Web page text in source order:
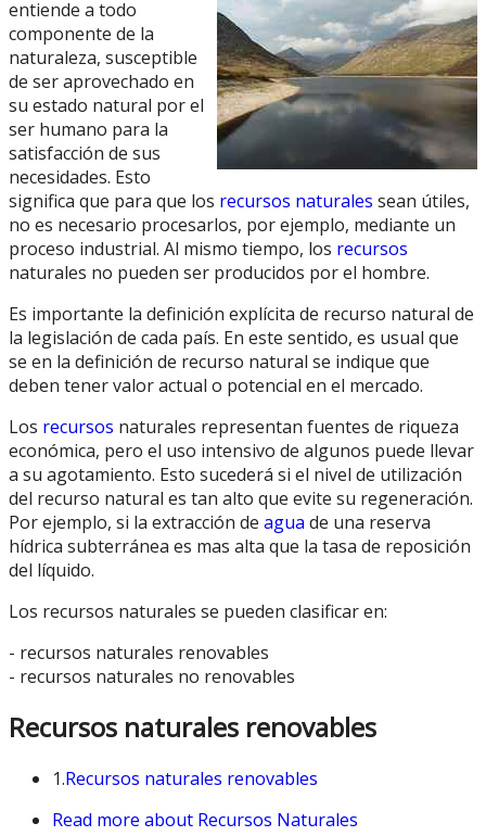
entiende a todo
componente de la
naturaleza, susceptible
de ser aprovechado en
su estado natural por el
ser humano para la
satisfacción de sus
necesidades. Esto
significa que para que los recursos naturales sean útiles,
no es necesario procesarlos, por ejemplo, mediante un
proceso industrial. Al mismo tiempo, los recursos
naturales no pueden ser producidos por el hombre.
Es importante la definición explícita de recurso natural de
la legislación de cada país. En este sentido, es usual que
se en la definición de recurso natural se indique que
deben tener valor actual o potencial en el mercado.
Los recursos naturales representan fuentes de riqueza
económica, pero el uso intensivo de algunos puede llevar
a su agotamiento. Esto sucederá si el nivel de utilización
del recurso natural es tan alto que evite su regeneración.
Por ejemplo, si la extracción de agua de una reserva
hídrica subterránea es mas alta que la tasa de reposición
del líquido.
Los recursos naturales se pueden clasificar en:
- recursos naturales renovables
- recursos naturales no renovables
Recursos naturales renovables
1.Recursos naturales renovables
Read more about Recursos Naturales